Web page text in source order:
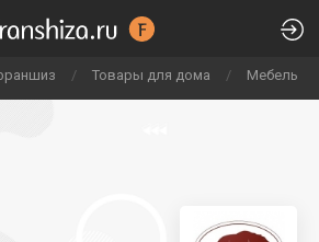
/ Товары для дома / Мебель и